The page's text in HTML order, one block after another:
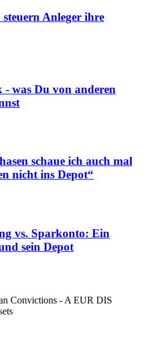
Anleger ihre
- was Du von anderen
schaue ich auch mal
nicht ins Depot“
vs. Sparkonto: Ein
sein Depot
Convictions - A EUR DIS